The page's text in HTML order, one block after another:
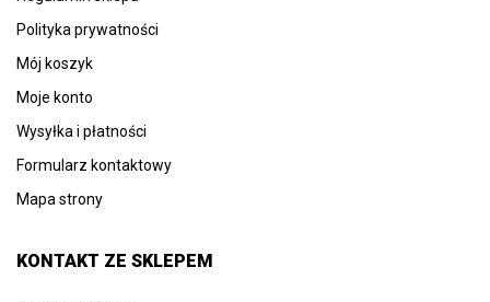
Polityka prywatności
Mój koszyk
Moje konto
Wysyłka i płatności
Formularz kontaktowy
Mapa strony
KONTAKT ZE SKLEPEM